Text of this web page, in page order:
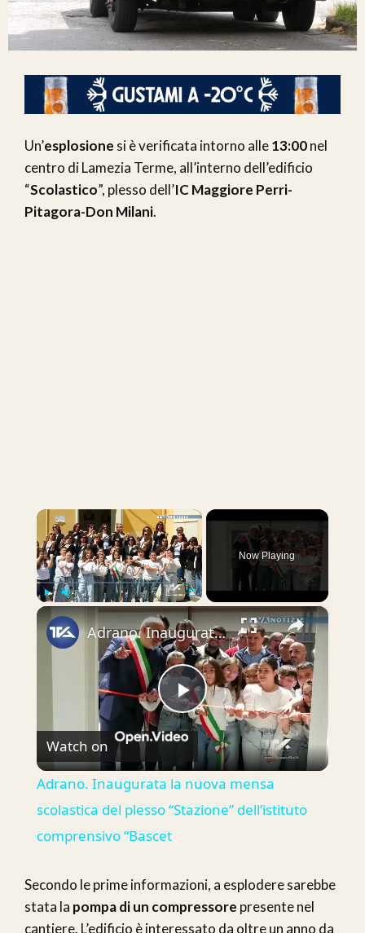
Un’esplosione si è verificata intorno alle13:00nel
centro di Lamezia Terme, all’interno dell’edificio
“Scolastico”, plesso dell’IC Maggiore Perri-
Pitagora-Don Milani.
×
Fullscreen
Now Playing
×
Play
Video
Adrano. Inaugurata la nuova mensa scolastica del plesso “Stazione” dell’istituto comprensivo “Bascet
Watch on
Adrano. Inaugurata la nuova mensa
scolastica del plesso “Stazione” dell’istituto
comprensivo “Bascet
Secondo le prime informazioni, a esplodere sarebbe
stata la pompa di un compressore presente nel
cantiere. L’edificio è interessato da oltre un anno da